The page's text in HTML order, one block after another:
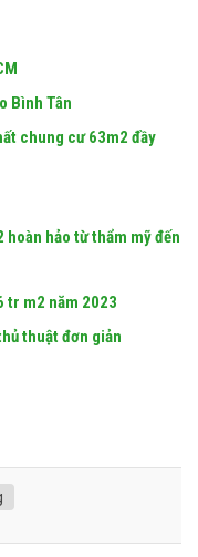
Bình Tân
chung cư 63m2 đầy
hảo từ thẩm mỹ đến
tr m2 năm 2023
thuật đơn giản